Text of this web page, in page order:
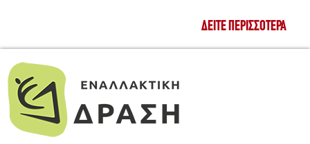
ΔΕΊΤΕ ΠΕΡΙΣΣΌΤΕΡΑ